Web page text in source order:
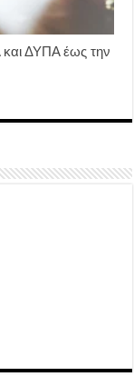
ΔΥΠΑ έως την